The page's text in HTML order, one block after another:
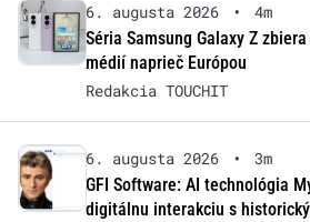
6. augusta 2026 •
4m
Séria Samsung Galaxy Z
médií naprieč Európou
Redakcia TOUCHIT
6. augusta 2026 •
3m
GFI Software: AI technológia
digitálnu interakciu s